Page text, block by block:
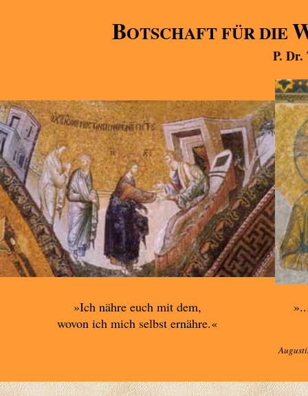
BOTSCHAFT FÜR DIE
P. Dr.
»Ich nähre euch mit dem,
wovon ich mich selbst ernähre.«